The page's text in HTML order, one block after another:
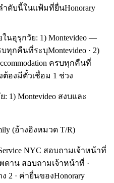
ลำดับนี้ในแฟ้มที่ยื่นHonorary
นอุรุกวัย: 1) Montevideo —
ทุกคืนที่ระบุMontevideo · 2)
ครบทุกคืนที่
งต้องมีตั๋วเชื่อม 1 ช่วง
Montevideo สงบและ
(อ้างอิงหมวด T/R)
NYC สอบถามเจ้าหน้าที่
ดาน สอบถามเจ้าหน้าที่ ·
2 · ค่ายื่นของHonorary